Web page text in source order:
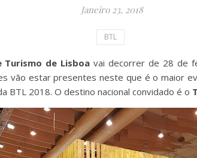
Janeiro 23, 2018
BTL
Turismo de Lisboa vai decorrer de 28 de
vão estar presentes neste que é o maior
BTL 2018. O destino nacional convidado é o